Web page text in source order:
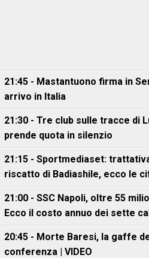
21:45 - Mastantuono firma in
arrivo in Italia
21:30 - Tre club sulle tracce di
prende quota in silenzio
21:15 - Sportmediaset:
riscatto di Badiashile, ecco le
21:00 - SSC Napoli, oltre 55
Ecco il costo annuo dei sette
20:45 - Morte Baresi, la gaffe
conferenza | VIDEO